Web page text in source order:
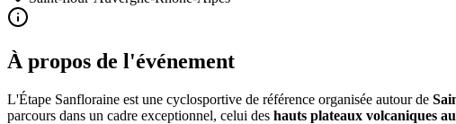
À propos de l'événement
L'Étape Sanfloraine est une cyclosportive de référence organisée autour de
parcours dans un cadre exceptionnel, celui des hauts plateaux volcaniques